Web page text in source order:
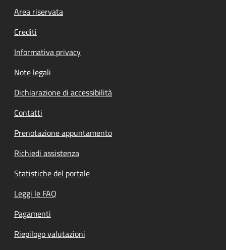
Footer menu
Area riservata
Crediti
Informativa privacy
Note legali
Dichiarazione di accessibilità
Contatti
Prenotazione appuntamento
Richiedi assistenza
Statistiche del portale
Leggi le FAQ
Pagamenti
Riepilogo valutazioni